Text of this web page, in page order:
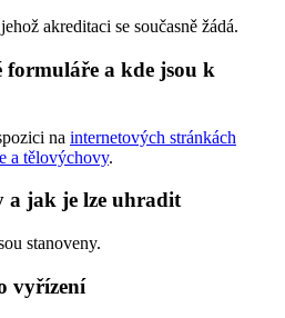
akreditaci se současně žádá.
formuláře a kde jsou k
na internetových stránkách
a tělovýchovy.
a jak je lze uhradit
stanoveny.
vyřízení